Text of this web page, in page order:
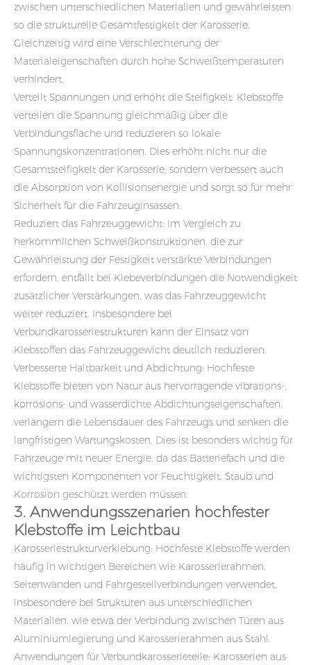
zwischen unterschiedlichen Materialien und gewährleisten
so die strukturelle Gesamtfestigkeit der Karosserie.
Gleichzeitig wird eine Verschlechterung der
Materialeigenschaften durch hohe Schweißtemperaturen
verhindert.
Verteilt Spannungen und erhöht die Steifigkeit: Klebstoffe
verteilen die Spannung gleichmäßig über die
Verbindungsfläche und reduzieren so lokale
Spannungskonzentrationen. Dies erhöht nicht nur die
Gesamtsteifigkeit der Karosserie, sondern verbessert auch
die Absorption von Kollisionsenergie und sorgt so für mehr
Sicherheit für die Fahrzeuginsassen.
Reduziert das Fahrzeuggewicht: Im Vergleich zu
herkömmlichen Schweißkonstruktionen, die zur
Gewährleistung der Festigkeit verstärkte Verbindungen
erfordern, entfällt bei Klebeverbindungen die Notwendigkeit
zusätzlicher Verstärkungen, was das Fahrzeuggewicht
weiter reduziert. Insbesondere bei
Verbundkarosseriestrukturen kann der Einsatz von
Klebstoffen das Fahrzeuggewicht deutlich reduzieren.
Verbesserte Haltbarkeit und Abdichtung: Hochfeste
Klebstoffe bieten von Natur aus hervorragende vibrations-,
korrosions- und wasserdichte Abdichtungseigenschaften,
verlängern die Lebensdauer des Fahrzeugs und senken die
langfristigen Wartungskosten. Dies ist besonders wichtig für
Fahrzeuge mit neuer Energie, da das Batteriefach und die
wichtigsten Komponenten vor Feuchtigkeit, Staub und
Korrosion geschützt werden müssen.
3. Anwendungsszenarien hochfester
Klebstoffe im Leichtbau
Karosseriestrukturverklebung: Hochfeste Klebstoffe werden
häufig in wichtigen Bereichen wie Karosserierahmen,
Seitenwänden und Fahrgestellverbindungen verwendet,
insbesondere bei Strukturen aus unterschiedlichen
Materialien, wie etwa der Verbindung zwischen Türen aus
Aluminiumlegierung und Karosserierahmen aus Stahl.
Anwendungen für Verbundkarosserieteile: Karosserien aus